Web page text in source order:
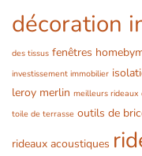
décoration
des tissus fenêtres
investissement immobilier
leroy merlin meilleurs rideaux
toile de terrasse outils de
rideaux acoustiques